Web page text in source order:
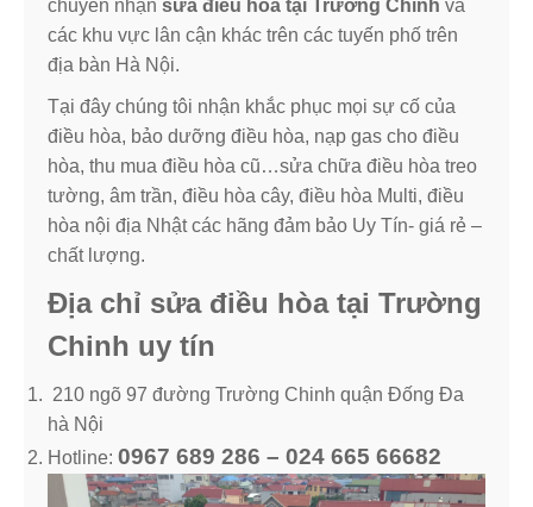
chuyên nhận sửa điều hòa tại Trường Chinh và
các khu vực lân cận khác trên các tuyến phố trên
địa bàn Hà Nội.
Tại đây chúng tôi nhận khắc phục mọi sự cố của
điều hòa, bảo dưỡng điều hòa, nạp gas cho điều
hòa, thu mua điều hòa cũ…sửa chữa điều hòa treo
tường, âm trần, điều hòa cây, điều hòa Multi, điều
hòa nội địa Nhật các hãng đảm bảo Uy Tín- giá rẻ –
chất lượng.
Địa chỉ sửa điều hòa tại Trường
Chinh uy tín
210 ngõ 97 đường Trường Chinh quận Đống Đa
hà Nội
Hotline: 0967 689 286 – 024 665 66682